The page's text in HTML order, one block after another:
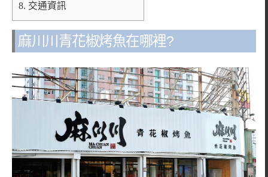
8. 交通資訊
麻川川青花椒烤魚在哪裡?